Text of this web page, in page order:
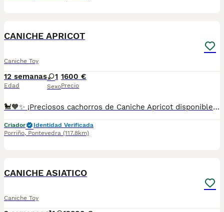
CANICHE APRICOT
Caniche Toy
12 semanas
Edad
1
Sexo
1600 €
Precio
🐩🧡✨ ¡Preciosos cachorros de Caniche Apricot disponibles! 🐾💕 Con su precioso tono albaricoque y su aspecto tan dulce, estos pequeños destacan por su elegancia y encanto. 🥰 Son inteligentes, cariñosos y juguetones, perfectos para quienes buscan un compañero alegre y lleno de amor. 🏡❤️ 🌟 Un color exclusivo y una personalidad maravillosa. ✅ Criados con mucho cariño y dedicación. ✅ Se entregan con la edad adecuada. ✅ Desparasitados y con la documentación correspondiente según su edad. 📸 Fotos y vídeos disponibles por WhatsApp sin compromiso. 📲 **Más información:** 687482079 📍 Galicia, Madrid, Valencia, Barcelona, Sevilla, Almería, Pamplona.
Criador
Identidad Verificada
Porriño, Pontevedra (117.8km)
CANICHE ASIATICO
Caniche Toy